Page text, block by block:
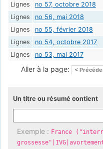
Lignes
no 57, octobre 2018
Lignes
no 56, mai 2018
Lignes
no 55, février 2018
Lignes
no 54, octobre 2017
Lignes
no 53, mai 2017
Aller à la page: <
Un titre ou résumé contient
Exemple : France